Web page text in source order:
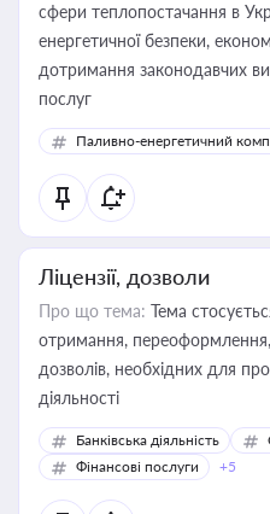
сфери теплопостачання в
енергетичної безпеки,
дотримання законодавчих
послуг
Паливно-енергетичний
Ліцензії, дозволи
Про що тема: Тема
отримання, переоформлення,
дозволів, необхідних для
діяльності
Банківська діяльність
Фінансові послуги
+5